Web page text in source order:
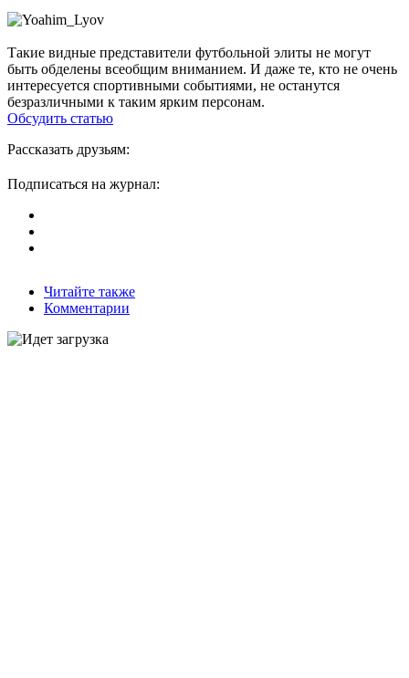
Такие видные представители футбольной элиты не могут
быть обделены всеобщим вниманием. И даже те, кто не очень
интересуется спортивными событиями, не останутся
безразличными к таким ярким персонам.
Обсудить статью
Рассказать друзьям:
Подписаться на журнал:
Читайте также
Комментарии